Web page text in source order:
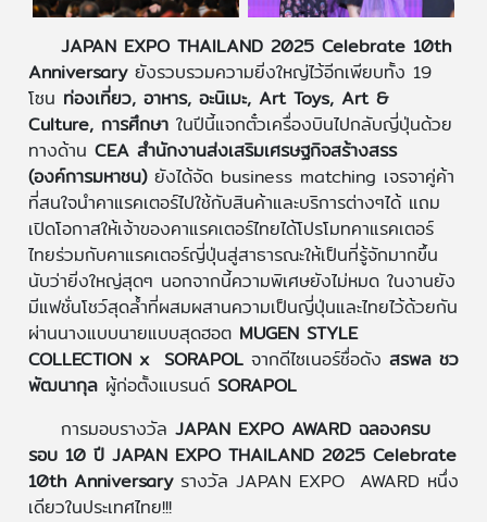
JAPAN EXPO THAILAND 2025 Celebrate 10th
Anniversary ยังรวบรวมความยิ่งใหญ่ไว้อีกเพียบทั้ง 19
โซน ท่องเที่ยว, อาหาร, อะนิเมะ, Art Toys, Art &
Culture, การศึกษาในปีนี้แจกตั๋วเครื่องบินไปกลับญี่ปุ่นด้วย
ทางด้าน CEA สำนักงานส่งเสริมเศรษฐกิจสร้างสรร
(องค์การมหาชน) ยังได้จัด business matching เจรจาคู่ค้า
ที่สนใจนำคาแรคเตอร์ไปใช้กับสินค้าและบริการต่างๆได้ แถม
เปิดโอกาสให้เจ้าของคาแรคเตอร์ไทยได้โปรโมทคาแรคเตอร์
ไทยร่วมกับคาแรคเตอร์ญี่ปุ่นสู่สาธารณะให้เป็นที่รู้จักมากขึ้น
นับว่ายิ่งใหญ่สุดๆ นอกจากนี้ความพิเศษยังไม่หมด ในงานยัง
มีแฟชั่นโชว์สุดล้ำที่ผสมผสานความเป็นญี่ปุ่นและไทยไว้ด้วยกัน
ผ่านนางแบบนายแบบสุดฮอต MUGEN STYLE
COLLECTION x SORAPOLจากดีไซเนอร์ชื่อดัง สรพล ชว
พัฒนากุลผู้ก่อตั้งแบรนด์ SORAPOL
การมอบรางวัล JAPAN EXPO AWARD ฉลองครบ
รอบ 10 ปี JAPAN EXPO THAILAND 2025 Celebrate
10th Anniversary รางวัล JAPAN EXPO AWARD หนึ่ง
เดียวในประเทศไทย!!!